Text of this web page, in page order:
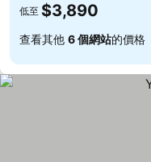
低至 $3,890
查看其他 6 個網站的價格